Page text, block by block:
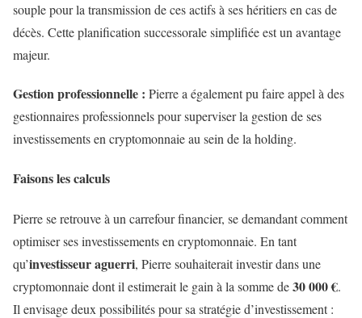
souple pour la transmission de ces actifs à ses héritiers en cas de
décès. Cette planification successorale simplifiée est un avantage
majeur.
Gestion professionnelle : Pierre a également pu faire appel à des
gestionnaires professionnels pour superviser la gestion de ses
investissements en cryptomonnaie au sein de la holding.
Faisons les calculs
Pierre se retrouve à un carrefour financier, se demandant comment
optimiser ses investissements en cryptomonnaie. En tant
qu’investisseur aguerri, Pierre souhaiterait investir dans une
cryptomonnaie dont il estimerait le gain à la somme de30 000 €.
Il envisage deux possibilités pour sa stratégie d’investissement :